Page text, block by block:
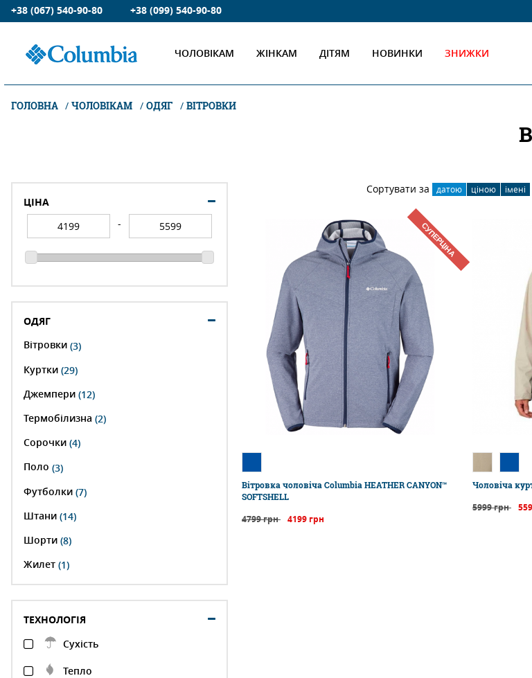
+38 (067) 540-90-80 +38 (099) 540-90-80
ЧОЛОВІКАМ ЖІНКАМ ДІТЯМ НОВИНКИ ЗНИЖКИ
ГОЛОВНА ЧОЛОВІКАМ ОДЯГ ВІТРОВКИ
ЦІНА
-
ОДЯГ
Вітровки(3)
Куртки(29)
Джемпери(12)
Термобілизна(2)
Сорочки(4)
Поло(3)
Футболки(7)
Штани(14)
Шорти(8)
Жилет(1)
ТЕХНОЛОГІЯ
Сухість
Тепло
Сортувати за датою ціною імені
СУПЕРЦІНА
Вітровка чоловіча Columbia HEATHER CANYON™
SOFTSHELL
4799 грн 4199 грн
Чоловіча
5999 грн